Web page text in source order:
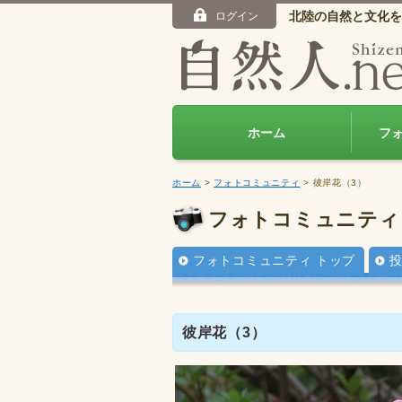
ログイン 北陸の自然と文化
ホーム フ
ホーム > フォトコミュニティ > 彼岸花（3）
フォトコミュニティ
フォトコミュニティ トップ
彼岸花（3）